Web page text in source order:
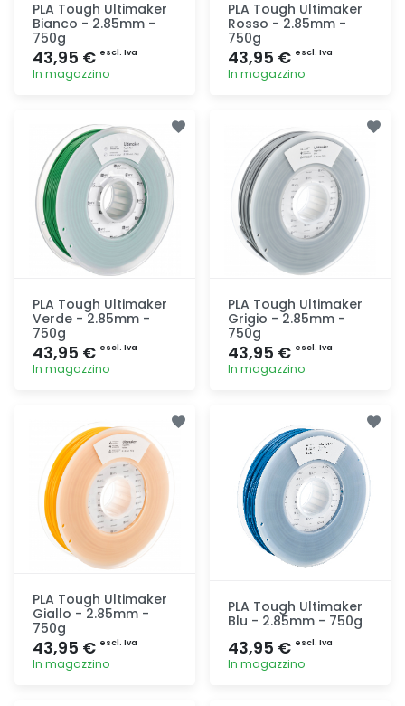
PLA Tough Ultimaker
Bianco - 2.85mm -
750g
43,95 € escl. Iva
In magazzino
PLA Tough Ultimaker
Rosso - 2.85mm -
750g
43,95 € escl. Iva
In magazzino
PLA Tough Ultimaker
Verde - 2.85mm -
750g
43,95 € escl. Iva
In magazzino
PLA Tough Ultimaker
Grigio - 2.85mm -
750g
43,95 € escl. Iva
In magazzino
PLA Tough Ultimaker
Giallo - 2.85mm -
750g
43,95 € escl. Iva
In magazzino
PLA Tough Ultimaker
Blu - 2.85mm - 750g
43,95 € escl. Iva
In magazzino